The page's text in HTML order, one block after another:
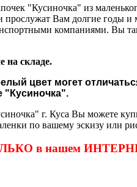
"Кусиночка" из
Вам долгие годы
компаниями. Вы
на складе.
цвет могет
"Кусиночка".
г. Куса Вы можете
по вашему эскизу или
в нашем